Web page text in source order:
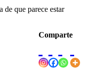
de que parece estar
Comparte